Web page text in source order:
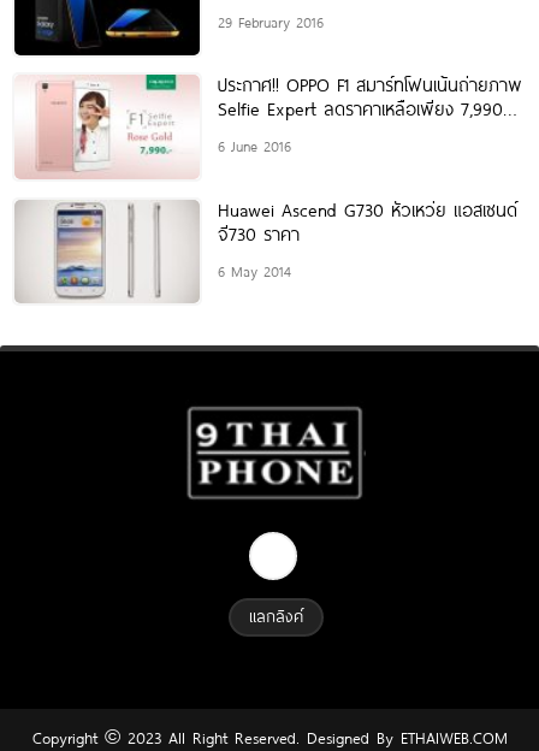
29 February 2016
ประกาศ!! OPPO F1 สมาร์ทโฟนเน้นถ่ายภาพ
Selfie Expert ลดราคาเหลือเพียง 7,990
6 June 2016
Huawei Ascend G730 หัวเหว่ย แอสเซนด์
จี730 ราคา
6 May 2014
แลกลิงค์
Copyright © 2023 All Right Reserved. Designed ByETHAIWEB.COM